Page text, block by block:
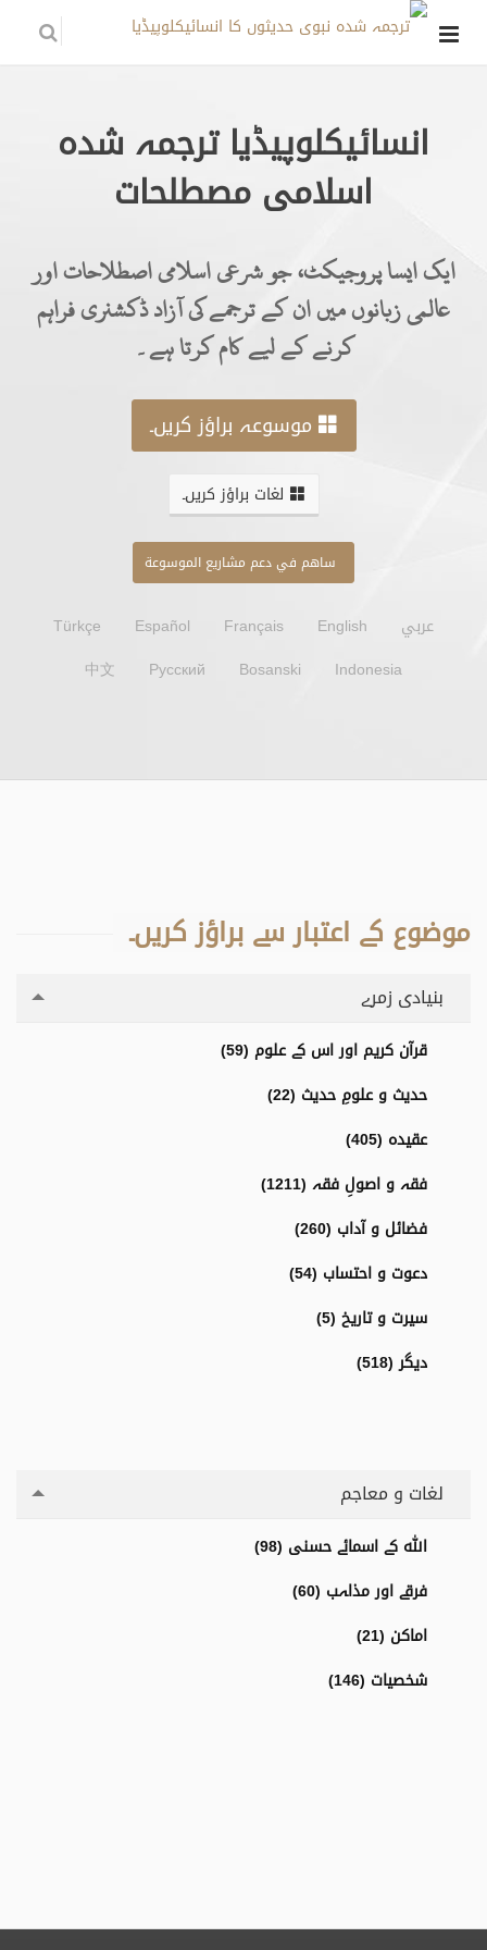
انسائیکلوپیڈیا ترجمہ شدہ
اسلامی مصطلحات
ایک ایسا پروجیکٹ، جو شرعی اسلامی اصطلاحات اور
عالمی زبانوں میں ان کے ترجمے کی آزاد ڈکشنری فراہم
کرنے کے لیے کام کرتا ہے۔
موسوعہ براؤز کریں۔
لغات براؤز کریں۔
ساهم في دعم مشاريع الموسوعة
عربي English
Français
Español
Türkçe
Indonesia
Bosanski
Русский
中文
موضوع کے اعتبار سے براؤز کریں۔
بنیادی زمرے
قرآن کریم اور اس کے علوم (59)
حدیث و علومِ حدیث (22)
عقیدہ (405)
فقہ و اصولِ فقہ (1211)
فضائل و آداب (260)
دعوت و احتساب (54)
سیرت و تاریخ (5)
دیگر (518)
لغات و معاجم
اللہ کے اسمائے حسنی (98)
فرقے اور مذاہب (60)
اماکن (21)
شخصیات (146)